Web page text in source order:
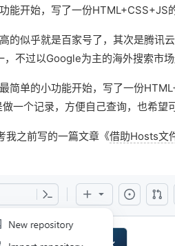
能开始，写了一份HTML+CSS+JS
似乎就是百家号了，其次是腾讯
，不过以Google为主的海外搜索市
单的小功能开始，写了一份
个记录，方便自己查询，也希望
我之前写的一篇文章《借助Hosts文